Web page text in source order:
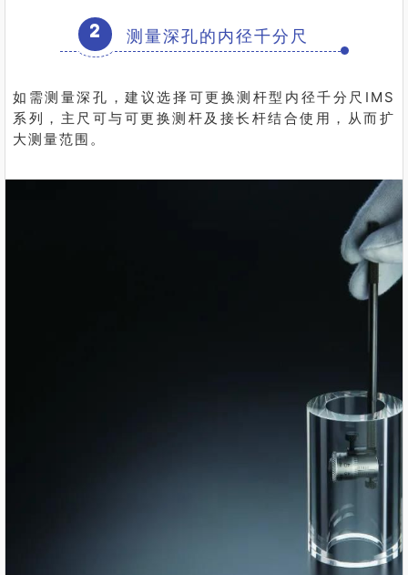
2 测量深孔的内径千分尺
如需测量深孔，建议选择可更换测杆型内径千分尺IMS
系列，主尺可与可更换测杆及接长杆结合使用，从而扩
大测量范围。